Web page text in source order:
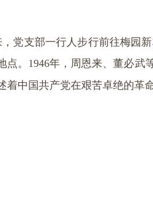
，党支部一行人步行前往梅园
点。 1946年，周恩来、董必武
着中国共产党在艰苦卓绝的革